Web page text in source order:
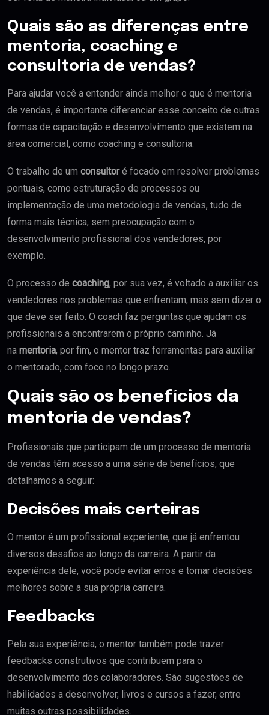
Quais são as diferenças entre
mentoria, coaching e
consultoria de vendas?
Para ajudar você a entender ainda melhor o que é mentoria
de vendas, é importante diferenciar esse conceito de outras
formas de capacitação e desenvolvimento que existem na
área comercial, como coaching e consultoria.
O trabalho de um consultoré focado em resolver problemas
pontuais, como estruturação de processos ou
implementação de uma metodologia de vendas, tudo de
forma mais técnica, sem preocupação com o
desenvolvimento profissional dos vendedores, por
exemplo.
O processo de coaching, por sua vez, é voltado a auxiliar os
vendedores nos problemas que enfrentam, mas sem dizer o
que deve ser feito. O coach faz perguntas que ajudam os
profissionais a encontrarem o próprio caminho. Já
na mentoria, por fim, o mentor traz ferramentas para auxiliar
o mentorado, com foco no longo prazo.
Quais são os benefícios da
mentoria de vendas?
Profissionais que participam de um processo de mentoria
de vendas têm acesso a uma série de benefícios, que
detalhamos a seguir:
Decisões mais certeiras
O mentor é um profissional experiente, que já enfrentou
diversos desafios ao longo da carreira. A partir da
experiência dele, você pode evitar erros e tomar decisões
melhores sobre a sua própria carreira.
Feedbacks
Pela sua experiência, o mentor também pode trazer
feedbacks construtivos que contribuem para o
desenvolvimento dos colaboradores. São sugestões de
habilidades a desenvolver, livros e cursos a fazer, entre
muitas outras possibilidades.